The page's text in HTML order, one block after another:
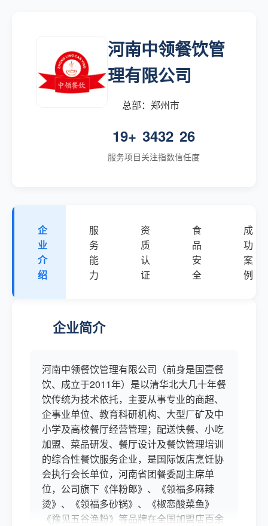
河南中领餐饮管
理有限公司
总部：郑州市
19+
服务项目
3432
关注指数
26
信任度
企
业
介
绍
服
务
能
力
资
质
认
证
食
品
安
全
成
功
案
例
企业简介
河南中领餐饮管理有限公司（前身是国壹餐
饮、成立于2011年）是以清华北大几十年餐
饮传统为技术依托，主要从事专业的商超、
企事业单位、教育科研机构、大型厂矿及中
小学及高校餐厅经营管理；配送快餐、小吃
加盟、菜品研发、餐厅设计及餐饮管理培训
的综合性餐饮服务企业，是国际饭店烹饪协
会执行会长单位，河南省团餐委副主席单
位，公司旗下《伴粉郎》、《领福多麻辣
烫》、《领福多砂锅》、《椒恋酸菜鱼》
《豫见五谷渔粉》等品牌在全国加盟店百余